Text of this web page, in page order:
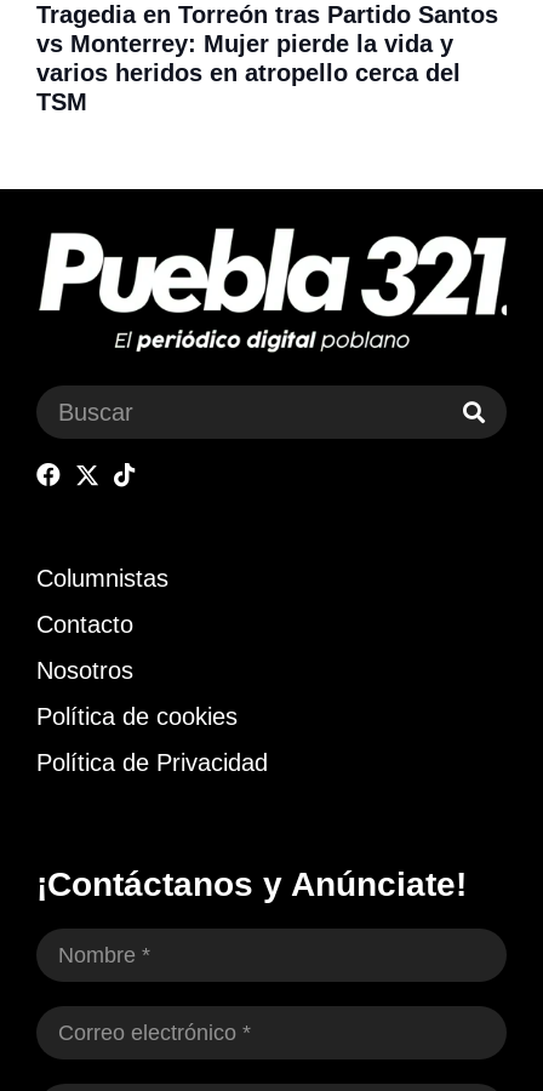
Tragedia en Torreón tras Partido Santos
vs Monterrey: Mujer pierde la vida y
varios heridos en atropello cerca del
TSM
Columnistas
Contacto
Nosotros
Política de cookies
Política de Privacidad
¡Contáctanos y Anúnciate!